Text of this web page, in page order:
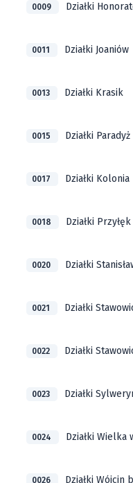
0009 Działki
0011 Działki Joaniów
0013 Działki Krasik
0015 Działki Paradyż
0017 Działki Kolonia
0018 Działki Przyłęk
0020 Działki
0021 Działki
0022 Działki
0023 Działki
0024 Działki Wielka
0026 Działki Wójcin b